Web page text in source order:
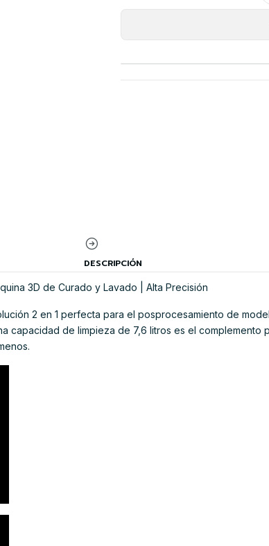
DESCRIPCIÓN
3D de Curado y Lavado | Alta Precisión
2 en 1 perfecta para el posprocesamiento de
capacidad de limpieza de 7,6 litros es el complemento